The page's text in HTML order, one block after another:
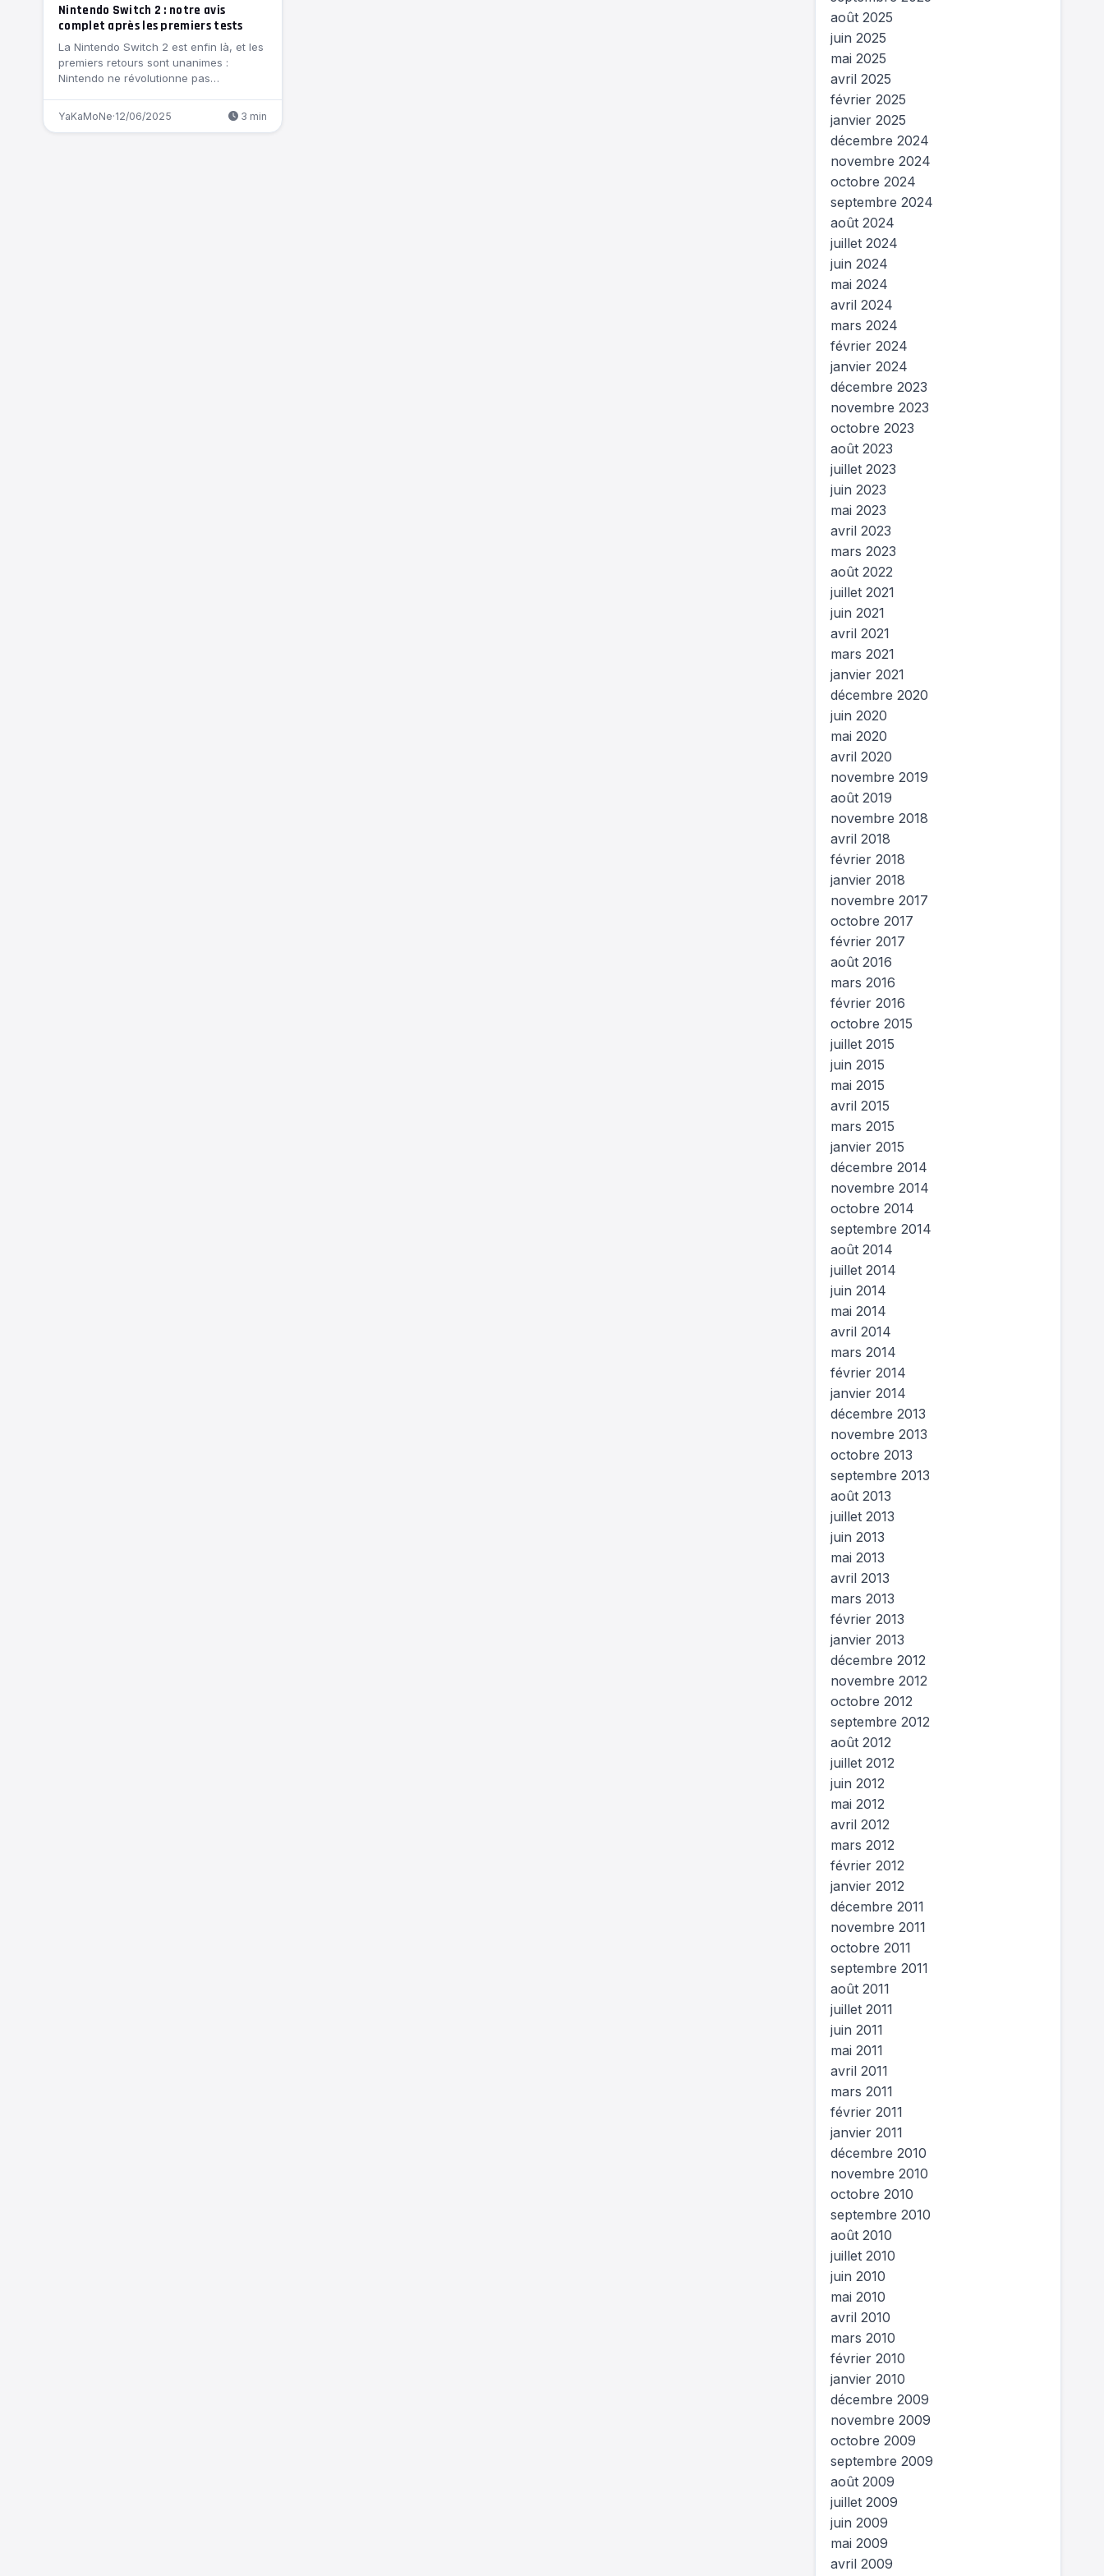
Nintendo Switch 2 : notre avis
complet après les premiers tests
La Nintendo Switch 2 est enfin là, et les
premiers retours sont unanimes :
Nintendo ne révolutionne pas…
YaKaMoNe·12/06/2025 3 min
août 2025
juin 2025
mai 2025
avril 2025
février 2025
janvier 2025
décembre 2024
novembre 2024
octobre 2024
septembre 2024
août 2024
juillet 2024
juin 2024
mai 2024
avril 2024
mars 2024
février 2024
janvier 2024
décembre 2023
novembre 2023
octobre 2023
août 2023
juillet 2023
juin 2023
mai 2023
avril 2023
mars 2023
août 2022
juillet 2021
juin 2021
avril 2021
mars 2021
janvier 2021
décembre 2020
juin 2020
mai 2020
avril 2020
novembre 2019
août 2019
novembre 2018
avril 2018
février 2018
janvier 2018
novembre 2017
octobre 2017
février 2017
août 2016
mars 2016
février 2016
octobre 2015
juillet 2015
juin 2015
mai 2015
avril 2015
mars 2015
janvier 2015
décembre 2014
novembre 2014
octobre 2014
septembre 2014
août 2014
juillet 2014
juin 2014
mai 2014
avril 2014
mars 2014
février 2014
janvier 2014
décembre 2013
novembre 2013
octobre 2013
septembre 2013
août 2013
juillet 2013
juin 2013
mai 2013
avril 2013
mars 2013
février 2013
janvier 2013
décembre 2012
novembre 2012
octobre 2012
septembre 2012
août 2012
juillet 2012
juin 2012
mai 2012
avril 2012
mars 2012
février 2012
janvier 2012
décembre 2011
novembre 2011
octobre 2011
septembre 2011
août 2011
juillet 2011
juin 2011
mai 2011
avril 2011
mars 2011
février 2011
janvier 2011
décembre 2010
novembre 2010
octobre 2010
septembre 2010
août 2010
juillet 2010
juin 2010
mai 2010
avril 2010
mars 2010
février 2010
janvier 2010
décembre 2009
novembre 2009
octobre 2009
septembre 2009
août 2009
juillet 2009
juin 2009
mai 2009
avril 2009